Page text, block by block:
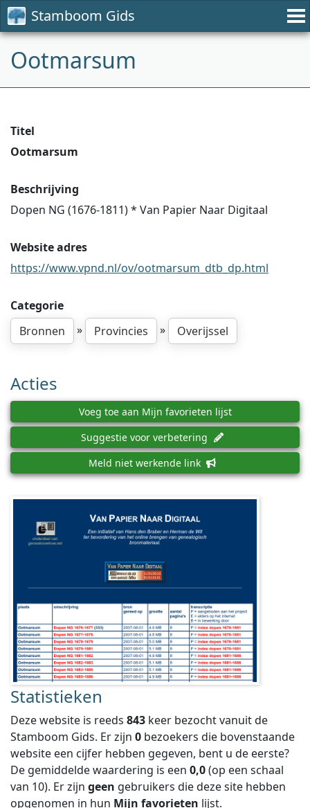
Stamboom Gids
Ootmarsum
Titel
Ootmarsum
Beschrijving
Dopen NG (1676-1811) * Van Papier Naar Digitaal
Website adres
https://www.vpnd.nl/ov/ootmarsum_dtb_dp.html
Categorie
Bronnen
» Provincies » Overijssel
Acties
Voeg toe aan Mijn favorieten lijst
Suggestie voor verbetering
Meld niet werkende link
Statistieken
Deze website is reeds 843 keer bezocht vanuit de
Stamboom Gids. Er zijn 0 bezoekers die bovenstaande
website een cijfer hebben gegeven, bent u de eerste?
De gemiddelde waardering is een 0,0(op een schaal
van 10). Er zijn geen gebruikers die deze site hebben
opgenomen in hun Mijn favorieten lijst.